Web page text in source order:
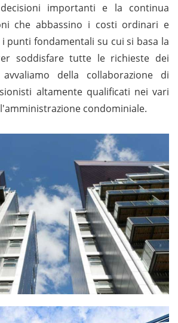
importanti e la continua
che abbassino i costi ordinari e
punti fondamentali su cui si basa la
soddisfare tutte le richieste dei
della collaborazione di
altamente qualificati nei vari
condominiale.